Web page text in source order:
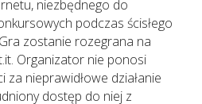
niezbędnego do
podczas ścisłego
zostanie rozegrana na
Organizator nie ponosi
za nieprawidłowe działanie
dostęp do niej z